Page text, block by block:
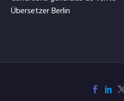
Übersetzer Berlin